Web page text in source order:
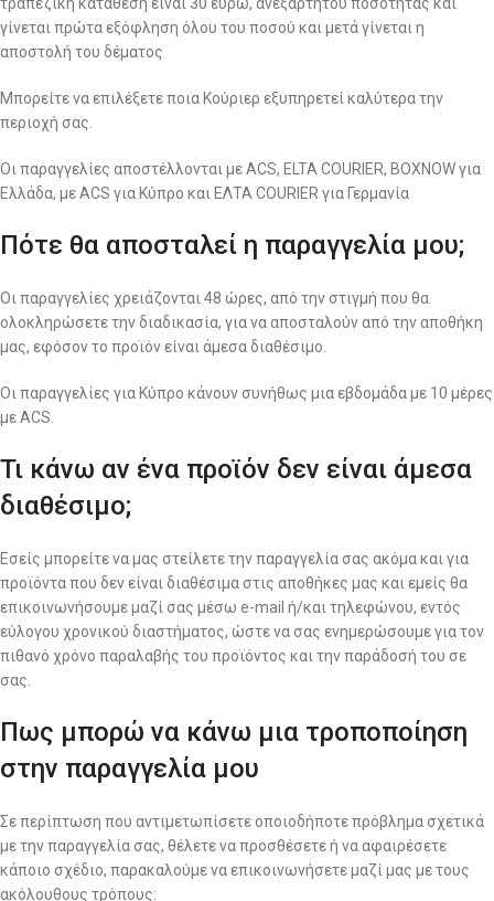
τραπεζική κατάθεση είναι 30 ευρώ, ανεξαρτήτου ποσότητας και
γίνεται πρώτα εξόφληση όλου του ποσού και μετά γίνεται η
αποστολή του δέματος
Μπορείτε να επιλέξετε ποια Κούριερ εξυπηρετεί καλύτερα την
περιοχή σας.
Οι παραγγελίες αποστέλλονται με ACS, ELTA COURIER, BOXNOW για
Ελλάδα, με ACS για Κύπρο και ΕΛΤΑ COURIER για Γερμανία
Πότε θα αποσταλεί η παραγγελία μου;
Οι παραγγελίες χρειάζονται 48 ώρες, από την στιγμή που θα
ολοκληρώσετε την διαδικασία, για να αποσταλούν από την αποθήκη
μας, εφόσον το προϊόν είναι άμεσα διαθέσιμο.
Οι παραγγελίες για Κύπρο κάνουν συνήθως μια εβδομάδα με 10 μέρες
με ACS.
Τι κάνω αν ένα προϊόν δεν είναι άμεσα
διαθέσιμο;
Εσείς μπορείτε να μας στείλετε την παραγγελία σας ακόμα και για
προϊόντα που δεν είναι διαθέσιμα στις αποθήκες μας και εμείς θα
επικοινωνήσουμε μαζί σας μέσω e-mail ή/και τηλεφώνου, εντός
εύλογου χρονικού διαστήματος, ώστε να σας ενημερώσουμε για τον
πιθανό χρόνο παραλαβής του προϊόντος και την παράδοσή του σε
σας.
Πως μπορώ να κάνω μια τροποποίηση
στην παραγγελία μου
Σε περίπτωση που αντιμετωπίσετε οποιοδήποτε πρόβλημα σχετικά
με την παραγγελία σας, θέλετε να προσθέσετε ή να αφαιρέσετε
κάποιο σχέδιο, παρακαλούμε να επικοινωνήσετε μαζί μας με τους
ακόλουθους τρόπους: